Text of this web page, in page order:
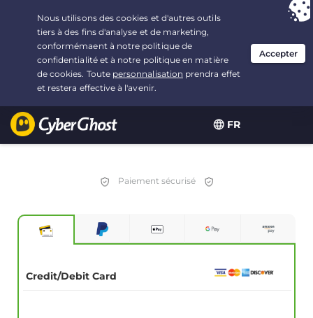
FR
Vous avez opté pour :L'offre la plus avantageuse
2.1666666666667 ans à $2.19/mois
Paiement sécurisé
Credit/Debit Card